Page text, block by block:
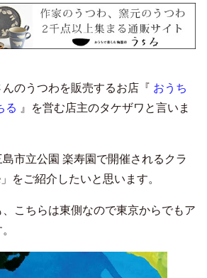
のうつわを販売するお店『 おうち
る 』を営む店主のタケザワと言いま
市立公園 楽寿園で開催されるクラ
をご紹介したいと思います。
こちらは東側なので東京からでもア